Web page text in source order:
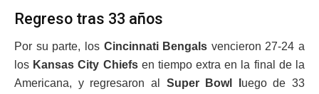
Regreso tras 33 años
Por su parte, los Cincinnati Bengals vencieron 27-24 a
los Kansas City Chiefsen tiempo extra en la final de la
Americana, y regresaron al Super Bowl l uego de 33